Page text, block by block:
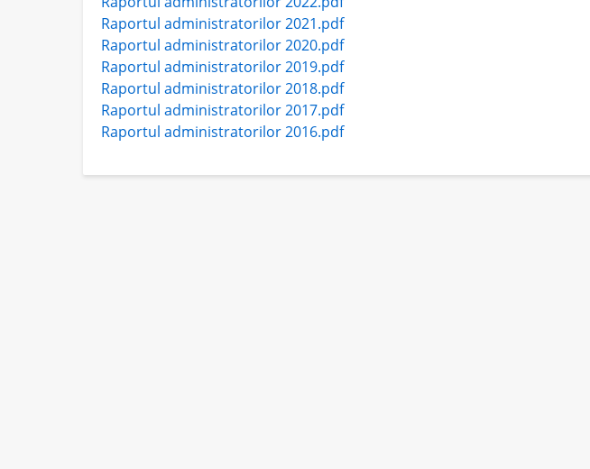
Raportul administratorilor 2021.pdf
Raportul administratorilor 2020.pdf
Raportul administratorilor 2019.pdf
Raportul administratorilor 2018.pdf
Raportul administratorilor 2017.pdf
Raportul administratorilor 2016.pdf